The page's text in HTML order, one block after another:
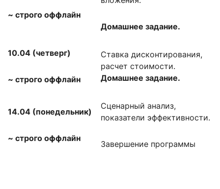
~ строго оффлайн
Домашнее задание.
10.04 (четверг)
~ строго оффлайн
Ставка дисконтирования,
расчет стоимости.
Домашнее задание.
14.04 (понедельник)
~ строго оффлайн
Сценарный анализ,
показатели эффективности.
Завершение программы